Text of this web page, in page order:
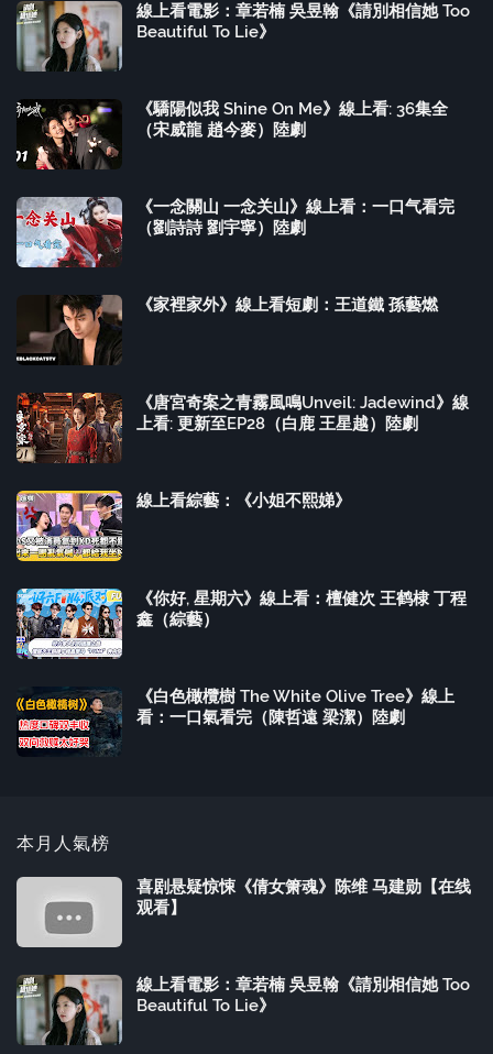
線上看電影：章若楠 吳昱翰《請別相信她 Too
Beautiful To Lie》
《驕陽似我 Shine On Me》線上看: 36集全
（宋威龍 趙今麥）陸劇
《一念關山 一念关山》線上看：一口气看完
（劉詩詩 劉宇寧）陸劇
《家裡家外》線上看短劇：王道鐵 孫藝燃
《唐宮奇案之青霧風鳴Unveil: Jadewind》線
上看: 更新至EP28（白鹿 王星越）陸劇
線上看綜藝：《小姐不熙娣》
《你好, 星期六》線上看：檀健次 王鹤棣 丁程
鑫（綜藝）
《白色橄欖樹 The White Olive Tree》線上
看：一口氣看完（陳哲遠 梁潔）陸劇
本月人氣榜
喜剧悬疑惊悚《倩女箫魂》陈维 马建勋【在线
观看】
線上看電影：章若楠 吳昱翰《請別相信她 Too
Beautiful To Lie》